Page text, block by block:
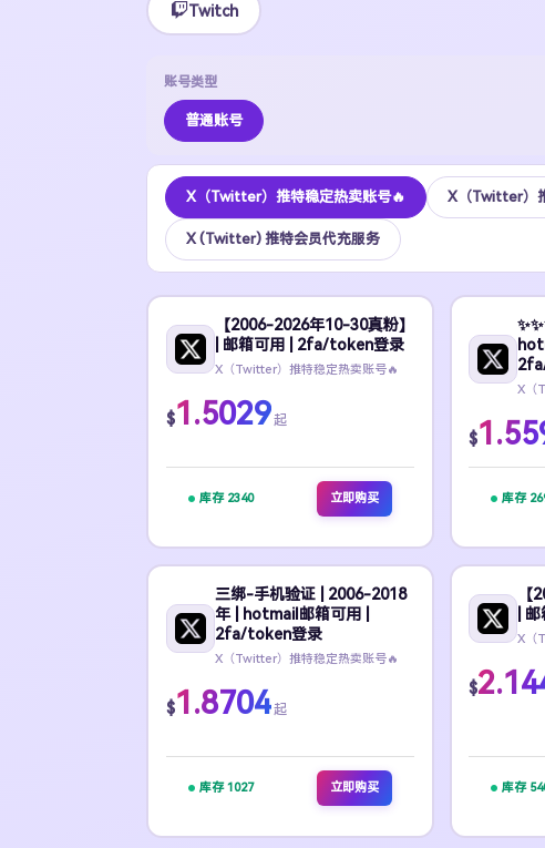
Twitch
账号类型
普通账号
X（Twitter）推特稳定热卖账号🔥 X（Twitter）
X (Twitter) 推特会员代充服务
【2006-2026年10-30真粉】
| 邮箱可用 | 2fa/token登录
X（Twitter）推特稳定热卖账号🔥
$1.5029起
库存 2340 立即购买
X（
$
库存
三绑-手机验证 | 2006-2018
年 | hotmail邮箱可用 |
2fa/token登录
X（Twitter）推特稳定热卖账号🔥
$1.8704起
库存 1027 立即购买
【
|
X（
$
库存